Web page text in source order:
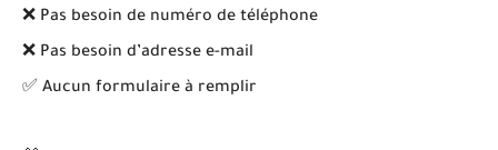
❌ Pas besoin de numéro de téléphone
❌ Pas besoin d’adresse e-mail
✅ Aucun formulaire à remplir